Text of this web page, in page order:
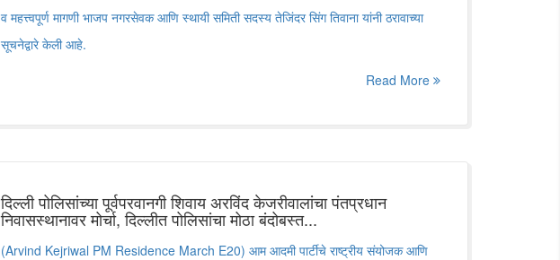
व महत्त्वपूर्ण मागणी भाजप नगरसेवक आणि स्थायी समिती सदस्य तेजिंदर सिंग तिवाना यांनी ठरावाच्या
सूचनेद्वारे केली आहे.
Read More
दिल्ली पोलिसांच्या पूर्वपरवानगी शिवाय अरविंद केजरीवालांचा पंतप्रधान
निवासस्थानावर मोर्चा, दिल्लीत पोलिसांचा मोठा बंदोबस्त...
(Arvind Kejriwal PM Residence March E20) आम आदमी पार्टीचे राष्ट्रीय संयोजक आणि